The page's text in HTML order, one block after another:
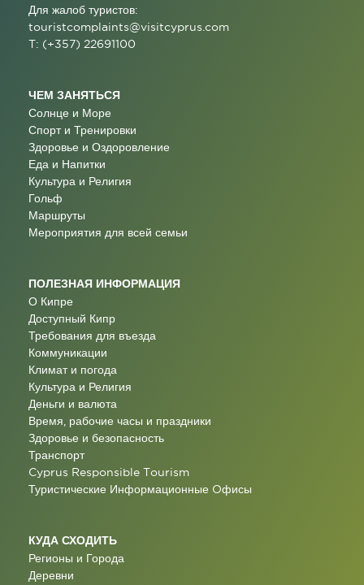
Для жалоб туристов:
touristcomplaints@visitcyprus.com
T: (+357) 22691100
ЧЕМ ЗАНЯТЬСЯ
Солнце и Море
Спорт и Тренировки
Здоровье и Оздоровление
Еда и Напитки
Культура и Религия
Гольф
Маршруты
Мероприятия для всей семьи
ПОЛЕЗНАЯ ИНФОРМАЦИЯ
О Кипре
Доступный Кипр
Требования для въезда
Коммуникации
Климат и погода
Культура и Религия
Деньги и валюта
Время, рабочие часы и праздники
Здоровье и безопасность
Транспорт
Cyprus Responsible Tourism
Туристические Информационные Oфисы
КУДА СХОДИТЬ
Регионы и Города
Деревни